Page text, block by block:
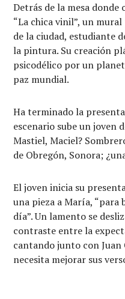
Detrás de la mesa donde
“La chica vinil”, un
de la ciudad, estudiante
la pintura. Su creación
psicodélico por un
paz mundial.
Ha terminado la
escenario sube un joven
Mastiel, Maciel?
de Obregón, Sonora;
El joven inicia su
una pieza a María, “para
día”. Un lamento se
contraste entre la
cantando junto con Juan
necesita mejorar sus